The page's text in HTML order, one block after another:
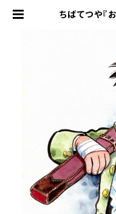
ちばてつや『